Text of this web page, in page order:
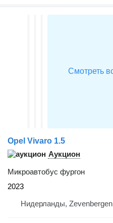
Opel Vivaro 1.5
Аукцион
Микроавтобус фургон
2023
Нидерланды, Zevenbergen